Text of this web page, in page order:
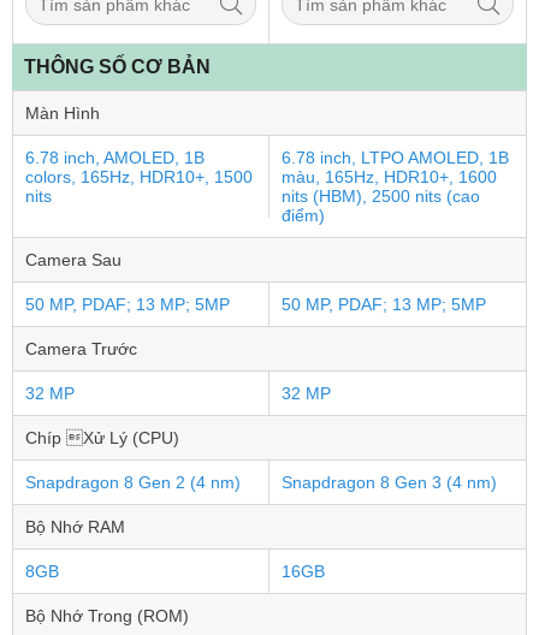
THÔNG SỐ CƠ BẢN
Màn Hình
6.78 inch, AMOLED, 1B
colors, 165Hz, HDR10+, 1500
nits
6.78 inch, LTPO AMOLED, 1B
màu, 165Hz, HDR10+, 1600
nits (HBM), 2500 nits (cao
điểm)
Camera Sau
50 MP, PDAF; 13 MP; 5MP 50 MP, PDAF; 13 MP; 5MP
Camera Trước
32 MP 32 MP
Chíp Xử Lý (CPU)
Snapdragon 8 Gen 2 (4 nm) Snapdragon 8 Gen 3 (4 nm)
Bộ Nhớ RAM
8GB 16GB
Bộ Nhớ Trong (ROM)